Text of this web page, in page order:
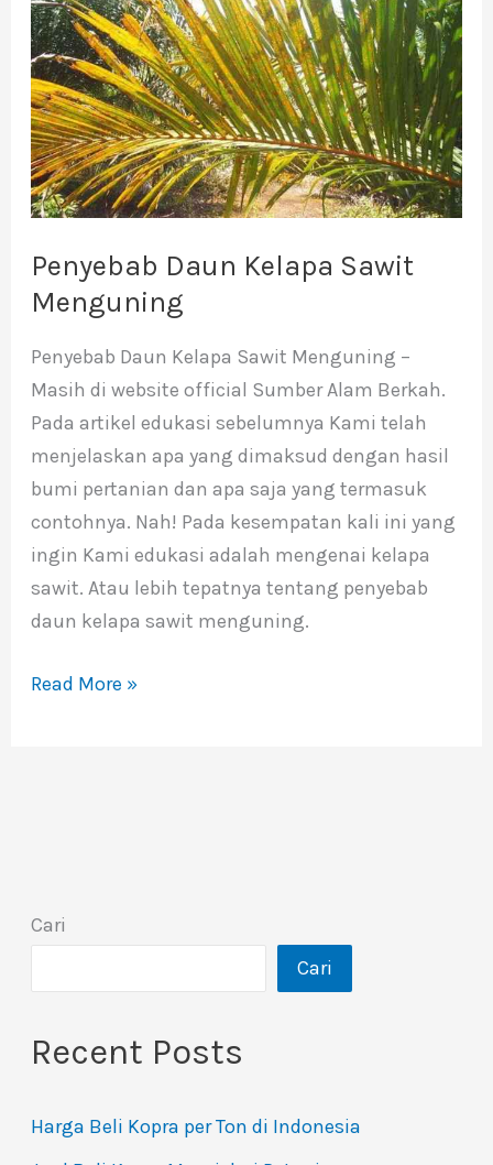
Penyebab Daun Kelapa Sawit
Menguning
Penyebab Daun Kelapa Sawit Menguning –
Masih di website official Sumber Alam Berkah.
Pada artikel edukasi sebelumnya Kami telah
menjelaskan apa yang dimaksud dengan hasil
bumi pertanian dan apa saja yang termasuk
contohnya. Nah! Pada kesempatan kali ini yang
ingin Kami edukasi adalah mengenai kelapa
sawit. Atau lebih tepatnya tentang penyebab
daun kelapa sawit menguning.
Daun
Kelapa
Sawit
Menguning
Read More »
Cari
Cari
Recent Posts
Harga Beli Kopra per Ton di Indonesia